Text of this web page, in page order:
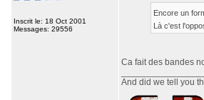
Inscrit le: 18 Oct 2001
Messages: 29556
Encore un
Là c'est
Ca fait des bandes
And did we tell you